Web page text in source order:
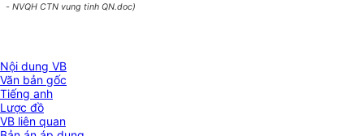
- NVQH CTN vung tinh QN.doc)
Nội dung VB
Văn bản gốc
Tiếng anh
Lược đồ
VB liên quan